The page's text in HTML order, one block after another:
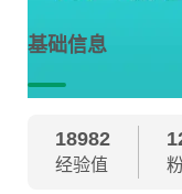
基础信息
18982
经验值